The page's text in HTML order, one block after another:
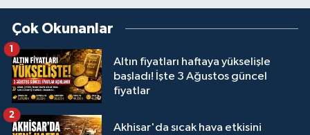
Çok Okunanlar
Altın fiyatları haftaya yükselişle
başladı! İşte 3 Ağustos güncel
fiyatlar
1
Akhisar'da sıcak hava etkisini
2